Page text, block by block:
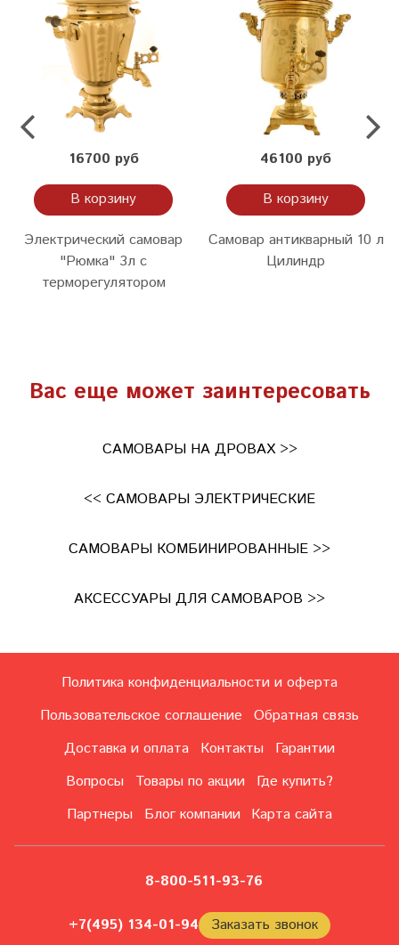
16700 руб
В корзину
Электрический самовар
"Рюмка" 3л с
терморегулятором
46100 руб
В корзину
Самовар антикварный 10 л
Цилиндр
Вас еще может заинтересовать
САМОВАРЫ НА ДРОВАХ >>
<< САМОВАРЫ ЭЛЕКТРИЧЕСКИЕ
САМОВАРЫ КОМБИНИРОВАННЫЕ >>
АКСЕССУАРЫ ДЛЯ САМОВАРОВ >>
Политика конфиденциальности и оферта
Пользовательское соглашение
Обратная связь
Доставка и оплата
Контакты
Гарантии
Вопросы
Товары по акции
Где купить?
Партнеры
Блог компании Карта сайта
8-800-511-93-76
+7(495) 134-01-94 Заказать звонок